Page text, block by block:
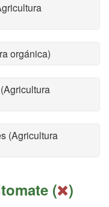
orgánica)
(Agricultura
( )